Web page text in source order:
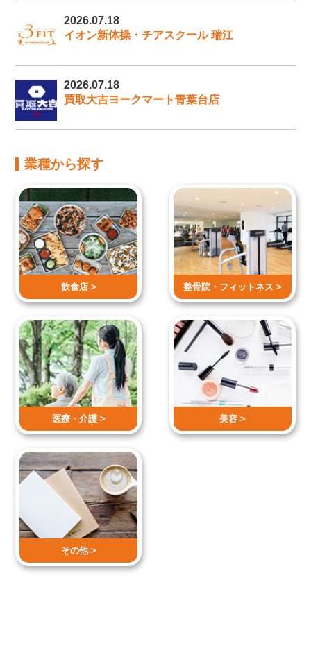
2026.07.18
イオン新体操・チアスクール 瑞江
2026.07.18
買取大吉ヨークマート青葉台店
業種から探す
飲食店 > 整骨院・ フィットネス >
医療・介護 > 美容 >
その他 >